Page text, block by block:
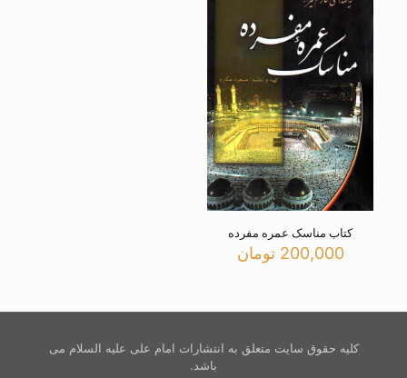
کتاب مناسک عمره مفرده
200,000 تومان
کلیه حقوق سایت متعلق به انتشارات امام علی علیه السلام می
باشد.